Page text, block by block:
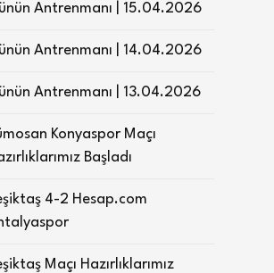
Antrenmanı | 15.04.2026
Antrenmanı | 14.04.2026
Antrenmanı | 13.04.2026
Konyaspor Maçı
Başladı
4-2 Hesap.com
Maçı Hazırlıklarımız